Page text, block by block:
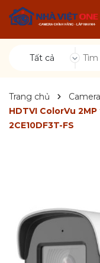
Tất cả
Trang chủ
HDTVI ColorVu
2CE10DF3T-FS